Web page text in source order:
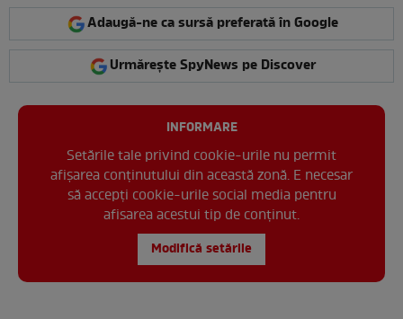
Adaugă-ne ca sursă preferată în Google
Urmărește SpyNews pe Discover
INFORMARE
Setările tale privind cookie-urile nu permit
afișarea conținutului din această zonă. E necesar
să accepți cookie-urile social media pentru
afisarea acestui tip de conținut.
Modifică setările